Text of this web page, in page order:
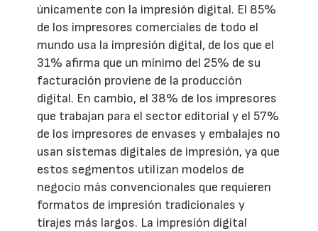
únicamente con la impresión digital. El 85%
de los impresores comerciales de todo el
mundo usa la impresión digital, de los que el
31% afirma que un mínimo del 25% de su
facturación proviene de la producción
digital. En cambio, el 38% de los impresores
que trabajan para el sector editorial y el 57%
de los impresores de envases y embalajes no
usan sistemas digitales de impresión, ya que
estos segmentos utilizan modelos de
negocio más convencionales que requieren
formatos de impresión tradicionales y
tirajes más largos. La impresión digital